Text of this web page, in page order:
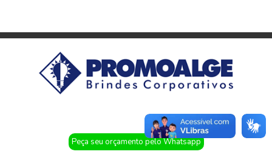
Peça seu orçamento pelo Whatsapp